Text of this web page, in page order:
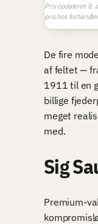
Pris opdateret 8.
pris hos
De fire
af feltet —
1911 til en
billige
meget
med.
Sig
Premium-